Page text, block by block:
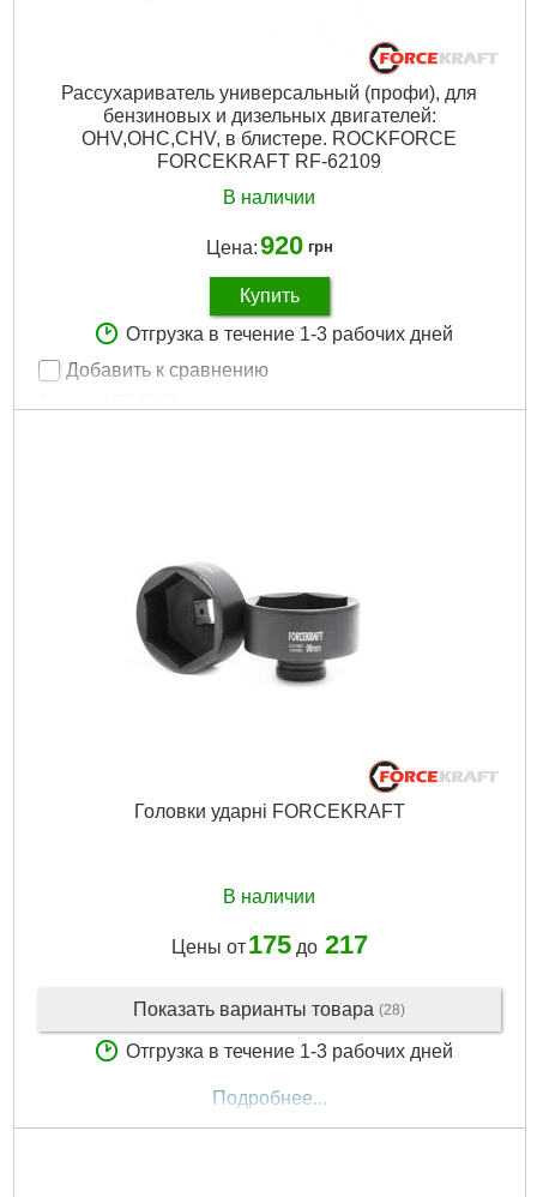
Рассухариватель универсальный (профи), для
бензиновых и дизельных двигателей:
OHV,OHC,CHV, в блистере. ROCKFORCE
FORCEKRAFT RF-62109
В наличии
Цена:920 грн
Купить
Отгрузка в течение 1-3 рабочих дней
Добавить к сравнению
Головки ударні FORCEKRAFT
В наличии
Цены от 175до 217
Показать варианты товара (28)
Отгрузка в течение 1-3 рабочих дней
Подробнее...